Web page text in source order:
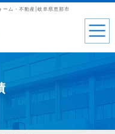
ーム・不動産|岐阜県恵那市